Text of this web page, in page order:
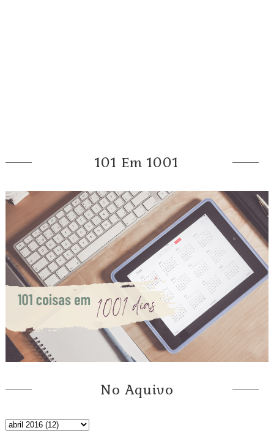
101 Em 1001
No Aquivo